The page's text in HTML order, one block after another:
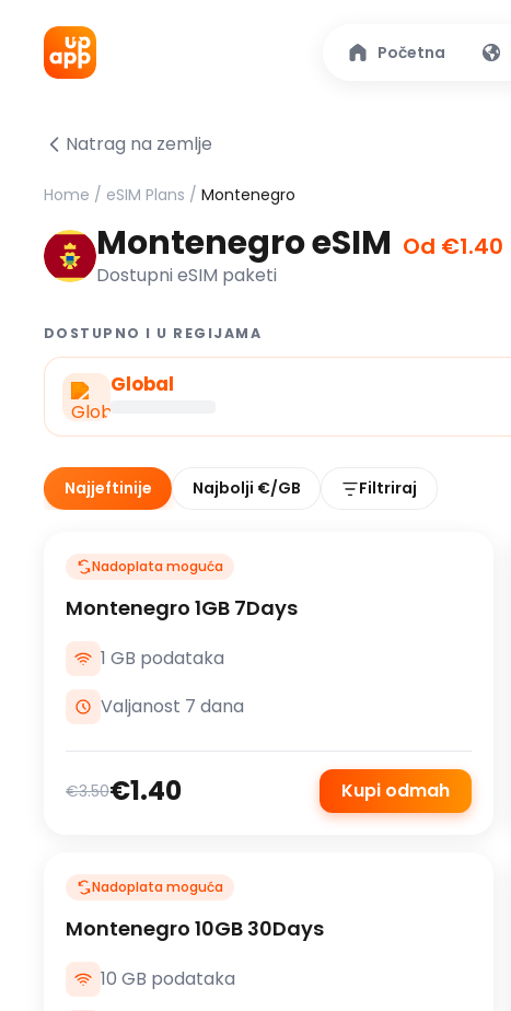
Početna
Natrag na zemlje
Home / eSIM Plans / Montenegro
Montenegro eSIM Od €1.40
Dostupni eSIM paketi
DOSTUPNO I U REGIJAMA
Global
Najjeftinije Najbolji €/GB Filtriraj
Nadoplata moguća
Montenegro 1GB 7Days
1 GB podataka
Valjanost 7 dana
€3.50€1.40 Kupi odmah
Nadoplata moguća
Montenegro 10GB 30Days
10 GB podataka